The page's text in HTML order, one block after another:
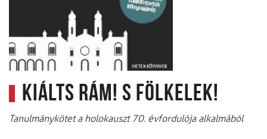
Kiálts rám! S fölkelek!
Tanulmánykötet a holokauszt 70. évfordulója alkalmából